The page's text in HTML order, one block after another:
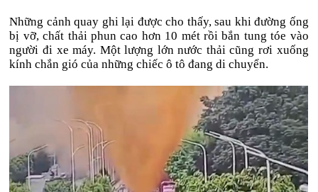
Những cảnh quay ghi lại được cho thấy, sau khi đường ống
bị vỡ, chất thải phun cao hơn 10 mét rồi bắn tung tóe vào
người đi xe máy. Một lượng lớn nước thải cũng rơi xuống
kính chắn gió của những chiếc ô tô đang di chuyển.